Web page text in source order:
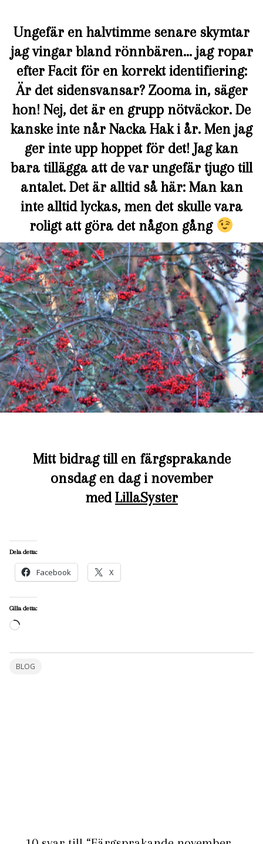
Ungefär en halvtimme senare skymtar
jag vingar bland rönnbären… jag ropar
efter Facit för en korrekt identifiering:
Är det sidensvansar? Zooma in, säger
hon! Nej, det är en grupp nötväckor. De
kanske inte når Nacka Hak i år. Men jag
ger inte upp hoppet för det! Jag kan
bara tillägga att de var ungefär tjugo till
antalet. Det är alltid så här: Man kan
inte alltid lyckas, men det skulle vara
roligt att göra det någon gång
Mitt bidrag till en färgsprakande
onsdag en dag i november
med LillaSyster
Dela detta:
Facebook X
Gilla detta:
Laddar
BLOG